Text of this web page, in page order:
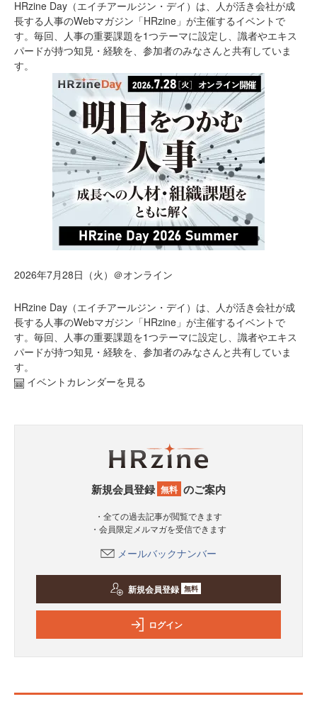
HRzine Day（エイチアールジン・デイ）は、人が活き会社が成
長する人事のWebマガジン「HRzine」が主催するイベントで
す。毎回、人事の重要課題を1つテーマに設定し、識者やエキス
パードが持つ知見・経験を、参加者のみなさんと共有していま
す。
2026年7月28日（火）＠オンライン
HRzine Day（エイチアールジン・デイ）は、人が活き会社が成
長する人事のWebマガジン「HRzine」が主催するイベントで
す。毎回、人事の重要課題を1つテーマに設定し、識者やエキス
パードが持つ知見・経験を、参加者のみなさんと共有していま
す。
イベントカレンダーを見る
新規会員登録 無料 のご案内
・全ての過去記事が閲覧できます
・会員限定メルマガを受信できます
メールバックナンバー
新規会員登録 無料
ログイン